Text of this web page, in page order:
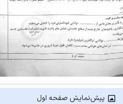
پیش‌نمایش صفحه اول